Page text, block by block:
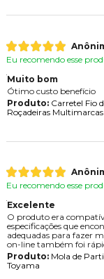
Eu recomendo esse
Muito bom
Ótimo custo benefício
Produto:Carretel Fio
Roçadeiras Multimarcas
Eu recomendo esse
Excelente
O produto era
especificações que
adequadas para fazer
on-line também foi
Produto:Mola de
Toyama